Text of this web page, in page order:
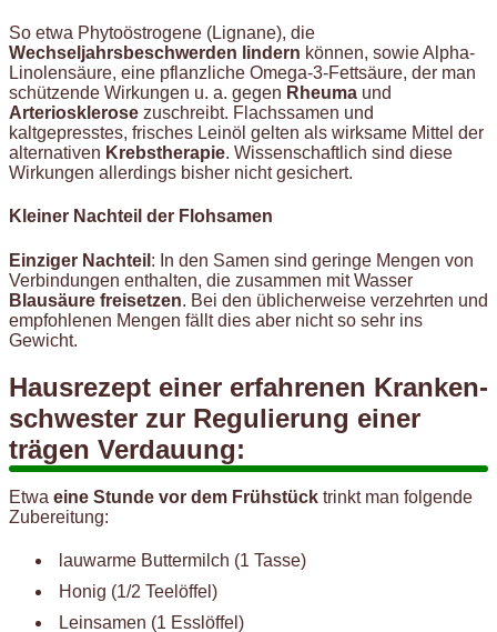
So etwa Phytoöstrogene (Lignane), die
Wechseljahrsbeschwerden lindern können, sowie Alpha-
Linolensäure, eine pflanzliche Omega-3-Fettsäure, der man
schützende Wirkungen u. a. gegen Rheuma und
Arteriosklerose zuschreibt. Flachssamen und
kaltgepresstes, frisches Leinöl gelten als wirksame Mittel der
alternativen Krebs­therapie. Wissenschaftlich sind diese
Wirkungen allerdings bisher nicht gesichert.
Kleiner Nachteil der Flohsamen
Einziger Nachteil : In den Samen sind geringe Mengen von
Verbin­dungen enthalten, die zusammen mit Was­ser
Blausäure freisetzen. Bei den üblicher­weise verzehrten und
empfohlenen Men­gen fällt dies aber nicht so sehr ins
Gewicht.
Hausrezept einer erfahrenen Kranken­
schwester zur Regulierung einer
trägen Ver­dauung:
Etwa eine Stunde vor dem Frühstück trinkt man folgende
Zubereitung:
lauwarme Buttermilch (1 Tasse)
Honig (1/2 Teelöffel)
Leinsamen (1 Esslöffel)